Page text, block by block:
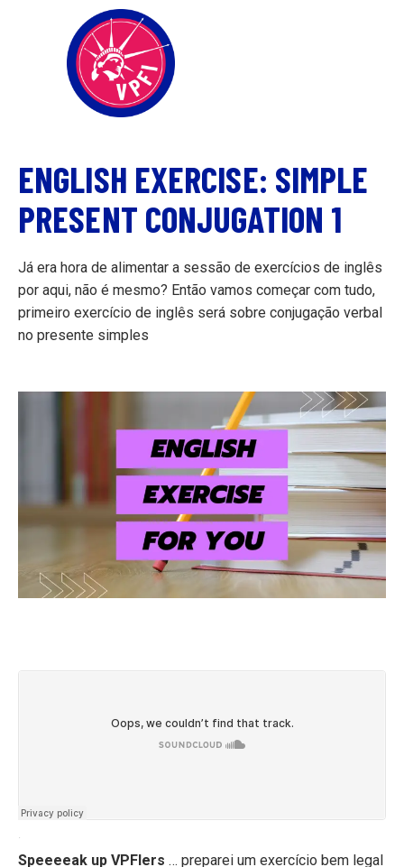
ENGLISH EXERCISE: SIMPLE
PRESENT CONJUGATION 1
Já era hora de alimentar a sessão de exercícios de inglês
por aqui, não é mesmo? Então vamos começar com tudo,
primeiro exercício de inglês será sobre conjugação verbal
no presente simples
·
Speeeeak up VPFIers … preparei um exercício bem legal